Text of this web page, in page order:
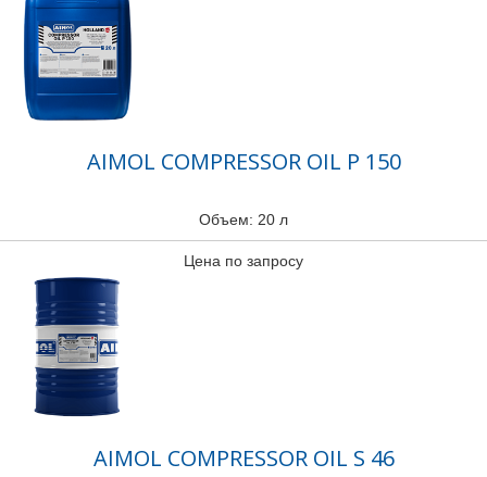
AIMOL COMPRESSOR OIL P 150
Объем: 20 л
Цена по запросу
AIMOL COMPRESSOR OIL S 46